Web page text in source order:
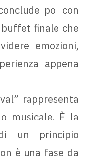
poi con
finale che
emozioni,
appena
rappresenta
musicale. È la
un principio
è una fase da